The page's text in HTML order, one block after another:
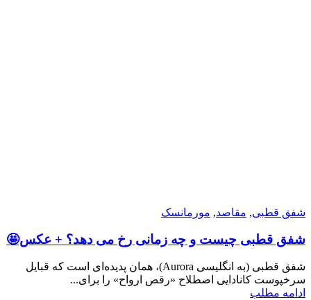
شفق قطبی, مقاصد, مورمانسک
شفق قطبی چیست و چه زمانی رخ می دهد؟ + عکس🤩
شفق قطبی (به انگلیسی Aurora)، همان پدیده‌ای است که قبایل
سرخپوست کانادایی اصطلاح «رقص ارواح» را برای...
ادامه مطلب